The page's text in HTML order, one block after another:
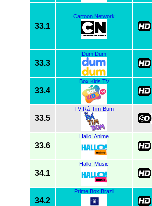
33.1
Cartoon Network
33.3
Dum Dum
33.4
Box Kids TV
33.5
TV Rá-Tim-Bum
33.6
Hallo! Anime
34.1
Hallo! Music
34.2
Prime Box Brazil